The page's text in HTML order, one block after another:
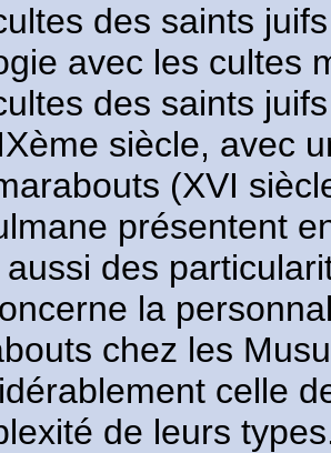
des saints
avec les cultes
des saints
siècle, avec
(XVI
présentent
aussi des
la
chez les
celle
de leurs